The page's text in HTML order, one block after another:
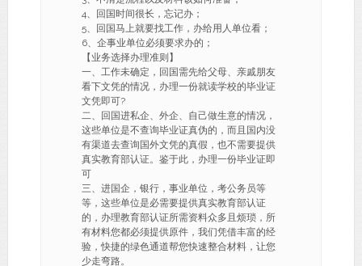
4、回国时间很长，忘记办；
5、回国马上就要找工作，办给用人单位看；
6、企事业单位必须要求办的；
【业务选择办理准则】
一、工作未确定，回国需先给父母、亲戚朋友
看下文凭的情况，办理一份就读学校的毕业证
文凭即可?
二、回国进私企、外企、自己做生意的情况，
这些单位是不查询毕业证真伪的，而且国内没
有渠道去查询国外文凭的真假，也不需要提供
真实教育部认证。鉴于此，办理一份毕业证即
可
三、进国企，银行，事业单位，考公务员等
等，这些单位是必需要提供真实教育部认证
的，办理教育部认证所需资料众多且烦琐，所
有材料您都必须提供原件，我们凭借丰富的经
验，快捷的绿色通道帮您快速整合材料，让您
少走弯路。